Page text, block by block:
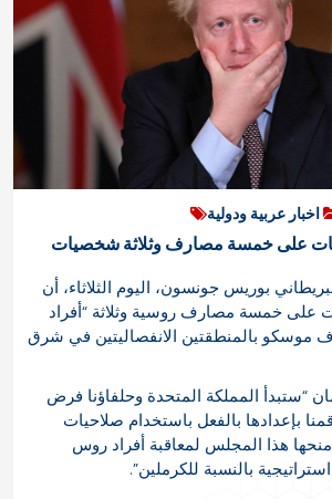
اخبار عربية ودولية
على خمسة مصارف وثلاثة شخصيات
بوريس جونسون، اليوم الثلاثاء، أن
على خمسة مصارف روسية وثلاثة “أفراد
موسكو بالمنطقتين الانفصاليتين في شرق
“ستبدأ المملكة المتحدة وحلفاؤنا فرض
بإعدادها بالفعل باستخدام صلاحيات
هذا المجلس لمعاقبة أفراد روس
بالنسبة للكرملين”.